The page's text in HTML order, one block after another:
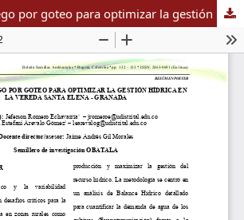
Sistema de riego por goteo para optimizar la gestión hídrica en la vereda Santa Elena - Granada